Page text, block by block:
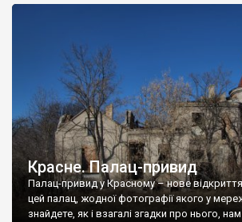
Красне. Палац-привид
Палац-привид у Красному – нове відкриття
цей палац, жодної фотографії якого у
знайдете, як і взагалі згадки про нього,